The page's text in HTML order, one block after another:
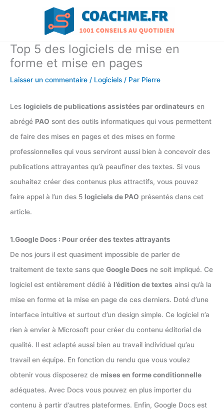
Top 5 des logiciels de mise en
forme et mise en pages
Laisser un commentaire / Logiciels / Par Pierre
Les logiciels de publications assistées par ordinateurs en
abrégé PAO sont des outils informatiques qui vous permettent
de faire des mises en pages et des mises en forme
professionnelles qui vous serviront aussi bien à concevoir des
publications attrayantes qu’à peaufiner des textes. Si vous
souhaitez créer des contenus plus attractifs, vous pouvez
faire appel à l’un des 5 logiciels de PAO présentés dans cet
article.
1.Google Docs : Pour créer des textes attrayants
De nos jours il est quasiment impossible de parler de
traitement de texte sans que Google Docs ne soit impliqué. Ce
logiciel est entièrement dédié à l’édition de textes ainsi qu’à la
mise en forme et la mise en page de ces derniers. Doté d’une
interface intuitive et surtout d’un design simple. Ce logiciel n’a
rien à envier à Microsoft pour créer du contenu éditorial de
qualité. Il est adapté aussi bien au travail individuel qu’au
travail en équipe. En fonction du rendu que vous voulez
obtenir vous disposerez de mises en forme conditionnelle
adéquates. Avec Docs vous pouvez en plus importer du
contenu à partir d’autres plateformes. Enfin, Google Docs est